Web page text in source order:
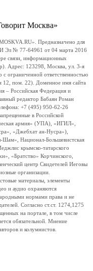
Москва»
Предназначено для
Эл № 77-64961 от 04 марта 2016
связи, информационных
Адрес: 123298, Москва, ул. 3-я
ограниченной ответственностью
пом. 22). Доменное имя сайта
– Российская Федерация и
редактор Бабаян Роман
+7 (495) 950-62-26
в Российской
армия» (УПА), «ИГИЛ»,
«Джебхат ан-Нусра»),
Шам», Национал-Большевистская
крымско-татарского
«Братство» Корчинского,
центр Свидетелей Иеговы
организации.
материалы, элементы
и аудио охраняются
нормами права и не
Согласно ст.ст. 1274,1275
на портале, в том числе
обязательной. Мнение
и колумнистов.